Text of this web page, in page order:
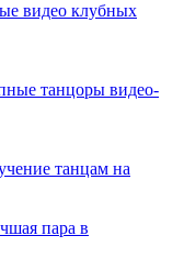
видео клубных
танцоры видео-
танцам на
пара в